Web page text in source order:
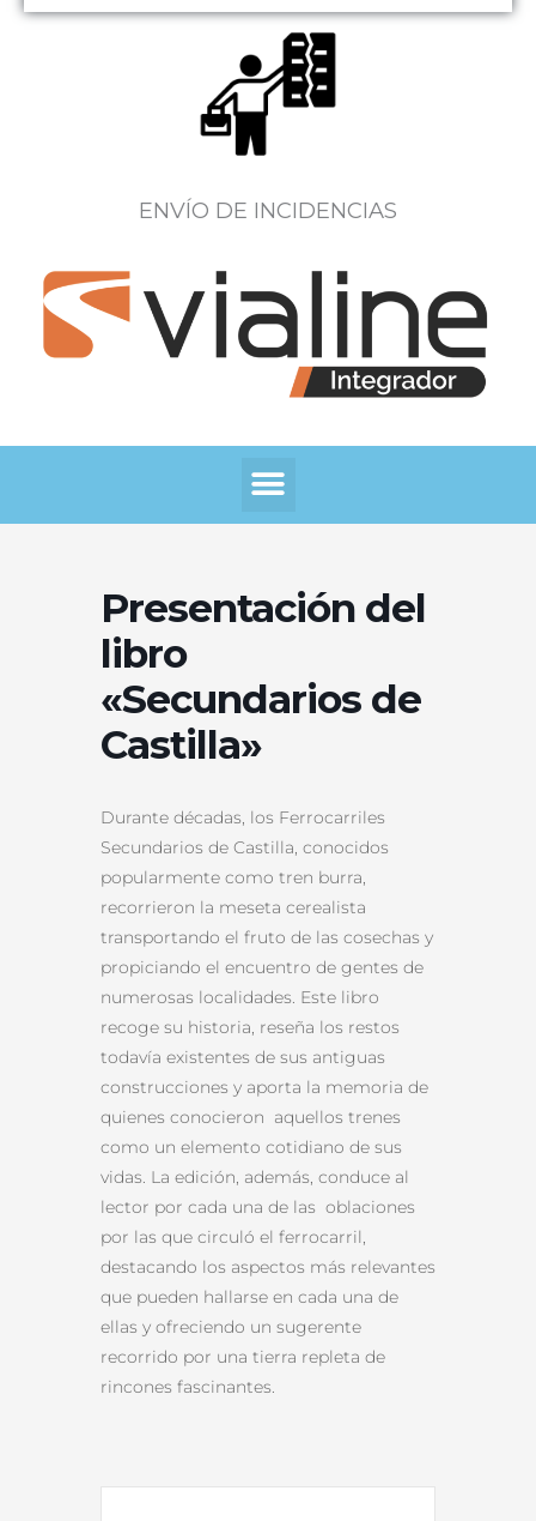
ENVÍO DE INCIDENCIAS
Menú
Presentación del
libro
«Secundarios de
Castilla»
Durante décadas, los Ferrocarriles
Secundarios de Castilla, conocidos
popularmente como tren burra,
recorrieron la meseta cerealista
transportando el fruto de las cosechas y
propiciando el encuentro de gentes de
numerosas localidades. Este libro
recoge su historia, reseña los restos
todavía existentes de sus antiguas
construcciones y aporta la memoria de
quienes conocieron aquellos trenes
como un elemento cotidiano de sus
vidas. La edición, además, conduce al
lector por cada una de las oblaciones
por las que circuló el ferrocarril,
destacando los aspectos más relevantes
que pueden hallarse en cada una de
ellas y ofreciendo un sugerente
recorrido por una tierra repleta de
rincones fascinantes.